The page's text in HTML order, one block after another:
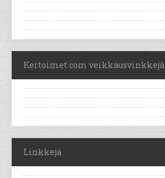
Kertoimet.com veikkausvinkkejä
Linkkejä